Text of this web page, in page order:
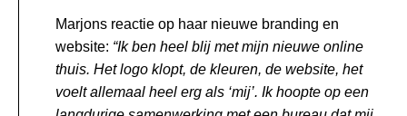
Marjons reactie op haar nieuwe branding en
website: “Ik ben heel blij met mijn nieuwe online
thuis. Het logo klopt, de kleuren, de website, het
voelt allemaal heel erg als ‘mij’. Ik hoopte op een